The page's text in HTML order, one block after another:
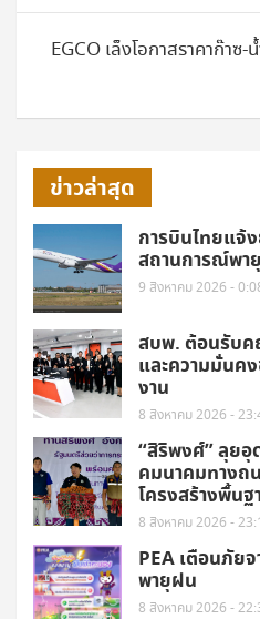
EGCO เล็งโอกาสราคาก๊าซ
ข่าวล่าสุด
การบินไทยแจ้
สถานการณ์พา
9 สิงหาคม 2026 -
สบพ. ต้อนรับค
และความมั่นค
งาน
8 สิงหาคม 2026 -
“สิริพงศ์” ลุยอุ
คมนาคมทางถ
โครงสร้างพื้นฐ
8 สิงหาคม 2026 -
PEA เตือนภัย
พายุฝน
8 สิงหาคม 2026 -